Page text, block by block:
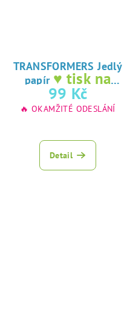
TRANSFORMERS Jedlý
papír ♥ tisk na
jedlý papír
99 Kč
🔥 OKAMŽITÉ ODESLÁNÍ
Detail